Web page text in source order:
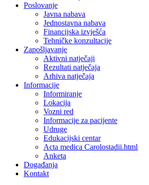
Poslovanje
Javna nabava
Jednostavna nabava
Financijska izvješća
Tehničke konzultacije
Zapošljavanje
Aktivni natječaji
Rezultati natječaja
Arhiva natječaja
Informacije
Informiranje
Lokacija
Vozni red
Informacije za pacijente
Udruge
Edukacijski centar
Acta medica Carolostadii.html
Anketa
Događanja
Kontakt